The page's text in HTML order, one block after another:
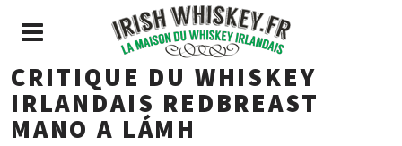
CRITIQUE DU WHISKEY
IRLANDAIS REDBREAST
MANO A LÁMH